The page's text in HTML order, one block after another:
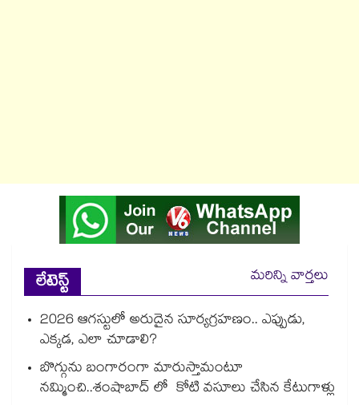
లేటెస్ట్
మరిన్ని వార్తలు
2026 ఆగస్టులో అరుదైన సూర్యగ్రహణం.. ఎప్పుడు,
ఎక్కడ, ఎలా చూడాలి?
బొగ్గును బంగారంగా మారుస్తామంటూ
నమ్మించి..శంషాబాద్ లో కోటి వసూలు చేసిన కేటుగాళ్లు